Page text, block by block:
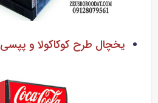
یخچال طرح کوکاکولا و پپسی